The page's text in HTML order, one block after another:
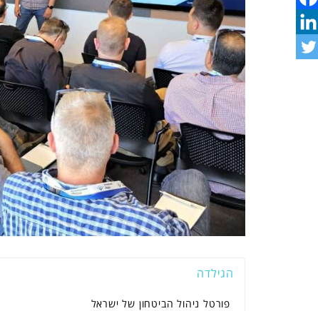
הגילדה
פורטל ניהול הביטחון של ישראל